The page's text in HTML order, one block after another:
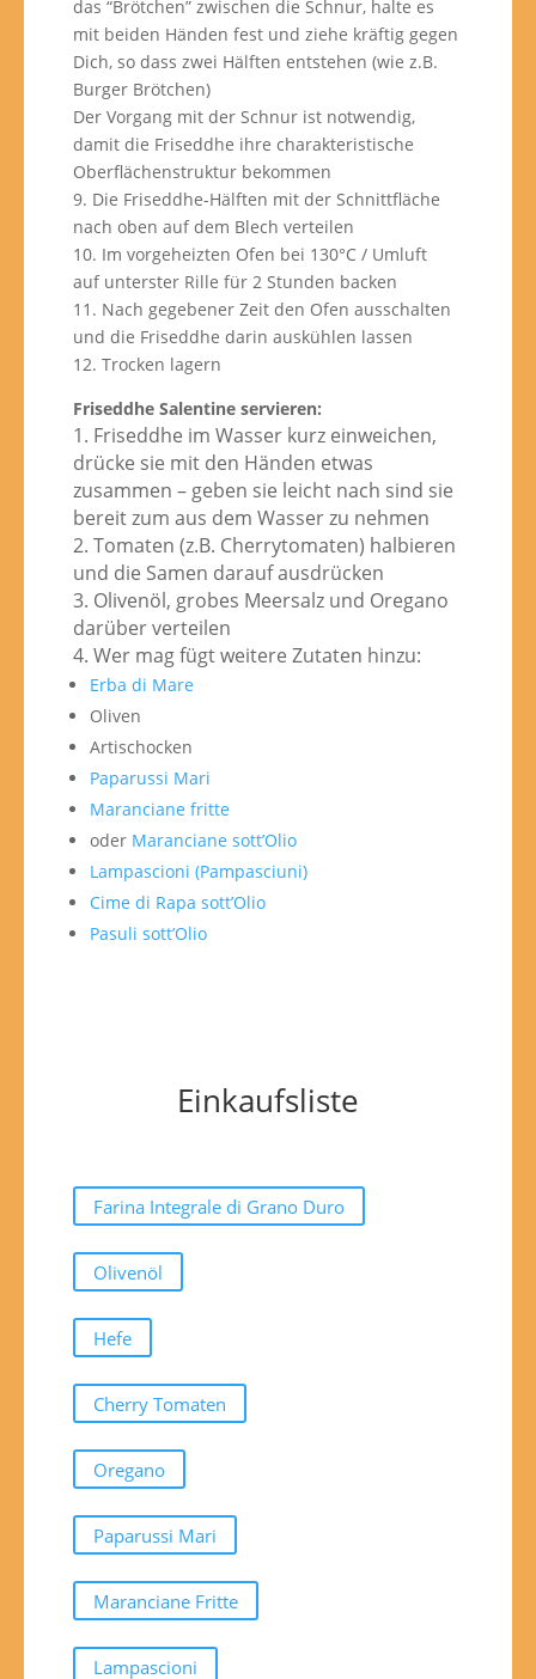
das “Brötchen” zwischen die Schnur, halte es
mit beiden Händen fest und ziehe kräftig gegen
Dich, so dass zwei Hälften entstehen (wie z.B.
Burger Brötchen)
Der Vorgang mit der Schnur ist notwendig,
damit die Friseddhe ihre charakteristische
Oberflächenstruktur bekommen
9. Die Friseddhe-Hälften mit der Schnittfläche
nach oben auf dem Blech verteilen
10. Im vorgeheizten Ofen bei 130°C / Umluft
auf unterster Rille für 2 Stunden backen
11. Nach gegebener Zeit den Ofen ausschalten
und die Friseddhe darin auskühlen lassen
12. Trocken lagern
Friseddhe Salentine servieren:
1. Friseddhe im Wasser kurz einweichen,
drücke sie mit den Händen etwas
zusammen – geben sie leicht nach sind sie
bereit zum aus dem Wasser zu nehmen
2. Tomaten (z.B. Cherrytomaten) halbieren
und die Samen darauf ausdrücken
3. Olivenöl, grobes Meersalz und Oregano
darüber verteilen
4. Wer mag fügt weitere Zutaten hinzu:
Erba di Mare
Oliven
Artischocken
Paparussi Mari
Maranciane fritte
oder Maranciane sott’Olio
Lampascioni (Pampasciuni)
Cime di Rapa sott’Olio
Pasuli sott’Olio
Einkaufsliste
Farina Integrale di Grano Duro
Olivenöl
Hefe
Cherry Tomaten
Oregano
Paparussi Mari
Maranciane Fritte
Lampascioni